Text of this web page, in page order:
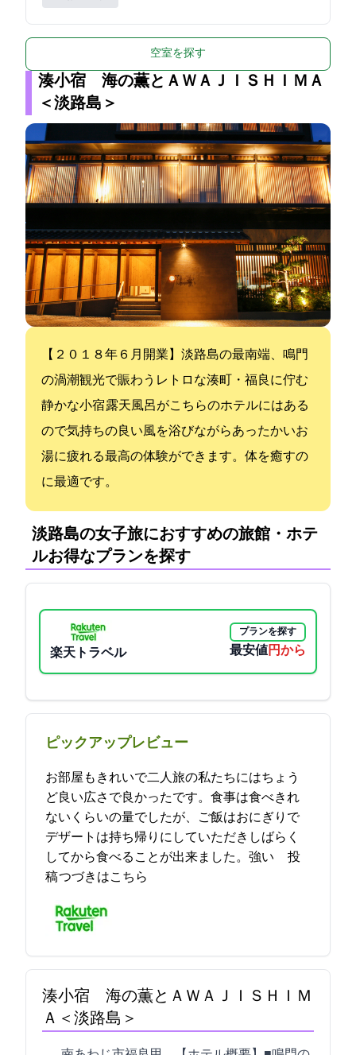
空室を探す
湊小宿 海の薫とＡＷＡＪＩＳＨＩＭＡ
＜淡路島＞
【２０１８年６月開業】淡路島の最南端、鳴門
の渦潮観光で賑わうレトロな湊町・福良に佇む
静かな小宿 露天風呂がこちらのホテルにはある
ので気持ちの良い風を浴びながらあったかいお
湯に疲れる最高の体験ができます。体を癒すの
に最適です。
淡路島の女子旅におすすめの旅館・ホテ
ル:お得なプランを探す
楽天トラベル
プランを探す
最安値6600円から
ピックアップレビュー
お部屋もきれいで二人旅の私たちにはちょう
ど良い広さで良かったです。食事は食べきれ
ないくらいの量でしたが、ご飯はおにぎりで
デザートは持ち帰りにしていただきしばらく
してから食べることが出来ました。強い… 2023-05-01 16:18:50投
稿つづきはこちら
湊小宿 海の薫とＡＷＡＪＩＳＨＩＭ
Ａ＜淡路島＞